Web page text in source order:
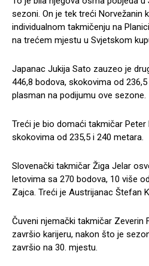
sezoni. On je tek treći Norvežanin
individualnom takmičenju na
na trećem mjestu u Svjetskom
Japanac Jukija Sato zauzeo je
446,8 bodova, skokovima od
plasman na podijumu ove sezone.
Treći je bio domaći takmičar Peter
skokovima od 235,5 i 240 metara.
Slovenački takmičar Žiga Jelar
letovima sa 270 bodova, 10 više
Zajca. Treći je Austrijanac Štefan
Čuveni njemački takmičar Zeverin
završio karijeru, nakon što je
završio na 30. mjestu.